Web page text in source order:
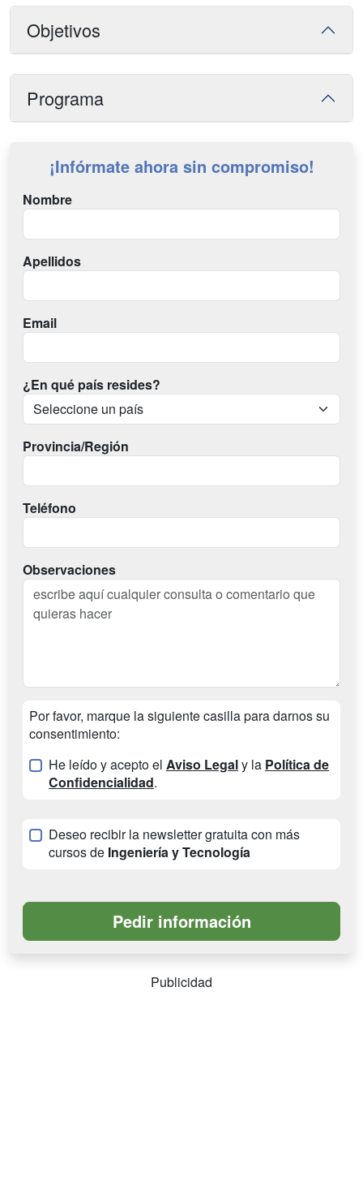
Objetivos
Programa
¡Infórmate ahora sin compromiso!
Nombre
Apellidos
Email
¿En qué país resides?
Provincia/Región
Teléfono
Observaciones
Por favor, marque la siguiente casilla para darnos su
consentimiento:
He leído y acepto el Aviso Legaly la Política de
Confidencialidad.
Deseo recibir la newsletter gratuita con más
cursos de Ingeniería y Tecnología
Publicidad